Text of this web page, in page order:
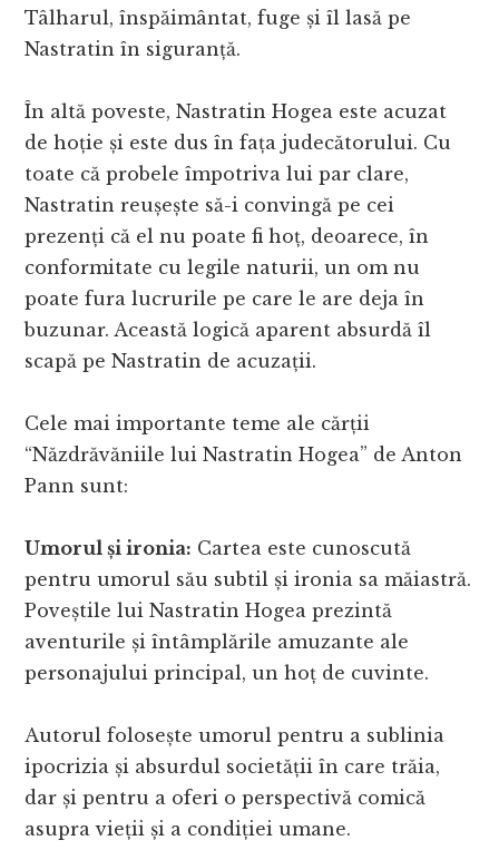
Tâlharul, înspăimântat, fuge și îl lasă pe
Nastratin în siguranță.
În altă poveste, Nastratin Hogea este acuzat
de hoție și este dus în fața judecătorului. Cu
toate că probele împotriva lui par clare,
Nastratin reușește să-i convingă pe cei
prezenți că el nu poate fi hoț, deoarece, în
conformitate cu legile naturii, un om nu
poate fura lucrurile pe care le are deja în
buzunar. Această logică aparent absurdă îl
scapă pe Nastratin de acuzații.
Cele mai importante teme ale cărții
“Năzdrăvăniile lui Nastratin Hogea” de Anton
Pann sunt:
Umorul și ironia: Cartea este cunoscută
pentru umorul său subtil și ironia sa măiastră.
Poveștile lui Nastratin Hogea prezintă
aventurile și întâmplările amuzante ale
personajului principal, un hoț de cuvinte.
Autorul folosește umorul pentru a sublinia
ipocrizia și absurdul societății în care trăia,
dar și pentru a oferi o perspectivă comică
asupra vieții și a condiției umane.